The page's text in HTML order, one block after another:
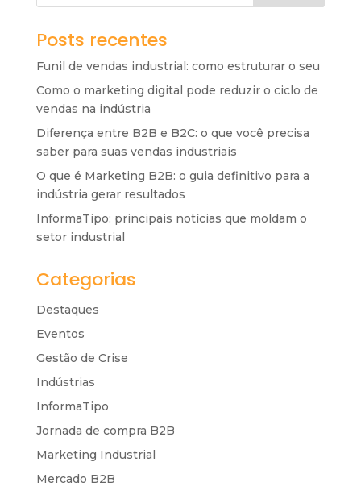
Posts recentes
Funil de vendas industrial: como estruturar o seu
Como o marketing digital pode reduzir o ciclo de
vendas na indústria
Diferença entre B2B e B2C: o que você precisa
saber para suas vendas industriais
O que é Marketing B2B: o guia definitivo para a
indústria gerar resultados
InformaTipo: principais notícias que moldam o
setor industrial
Categorias
Destaques
Eventos
Gestão de Crise
Indústrias
InformaTipo
Jornada de compra B2B
Marketing Industrial
Mercado B2B